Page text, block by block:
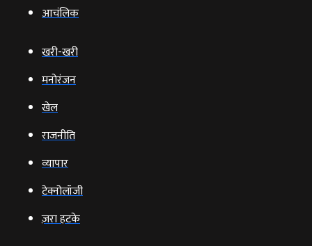
आचंलिक
खरी-खरी
मनोरंजन
खेल
राजनीति
व्‍यापार
टेक्‍नोलॉजी
ज़रा हटके